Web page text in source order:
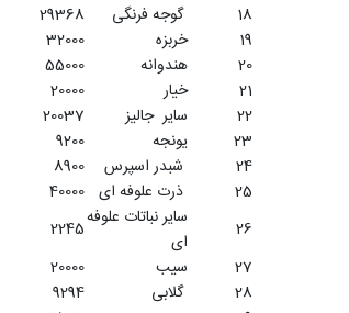
29368 گوجه فرنگی
18
32000 خربزه
19
55000 هندوانه
20
20000 خیار
21
20037 سایر جالیز
22
9200 یونجه
23
8900
24
40000
25
2245سایر نباتات علوفه
ای
26
20000 سیب
27
9294 گلابی
28